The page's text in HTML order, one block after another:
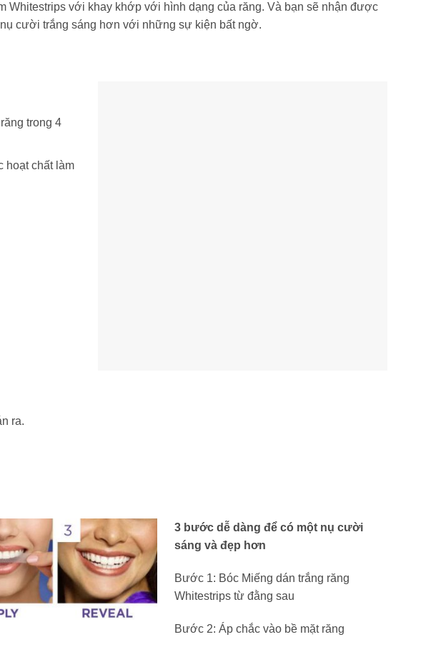
Whitestrips với khay khớp với hình dạng của răng. Và bạn sẽ nhận được
cười trắng sáng hơn với những sự kiện bất ngờ.
trong 4
hoạt chất làm
ra.
3 bước dễ dàng để có một nụ cười
sáng và đẹp hơn
Bước 1: Bóc Miếng dán trắng răng
Whitestrips từ đằng sau
Bước 2: Áp chắc vào bề mặt răng